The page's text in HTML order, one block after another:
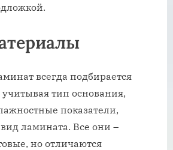
всегда подбирается
тип основания,
показатели,
ламината. Все они –
но отличаются